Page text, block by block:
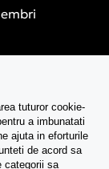
tuturor cookie-
a imbunatati
ajuta in eforturile
de acord sa
categorii sa